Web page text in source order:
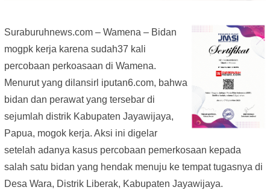
Suraburuhnews.com – Wamena – Bidan
mogpk kerja karena sudah37 kali
percobaan perkoasaan di Wamena.
Menurut yang dilansirl iputan6.com, bahwa
bidan dan perawat yang tersebar di
sejumlah distrik Kabupaten Jayawijaya,
Papua, mogok kerja. Aksi ini digelar
setelah adanya kasus percobaan pemerkosaan kepada
salah satu bidan yang hendak menuju ke tempat tugasnya di
Desa Wara, Distrik Liberak, Kabupaten Jayawijaya.